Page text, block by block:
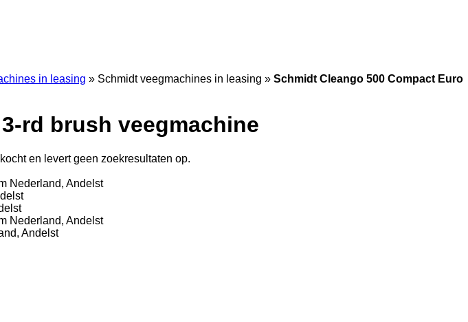
in leasing » Schmidt veegmachines in leasing » Schmidt Cleango 500 Compact Euro
rd brush veegmachine
en levert geen zoekresultaten op.
Nederland, Andelst
Nederland, Andelst
Andelst